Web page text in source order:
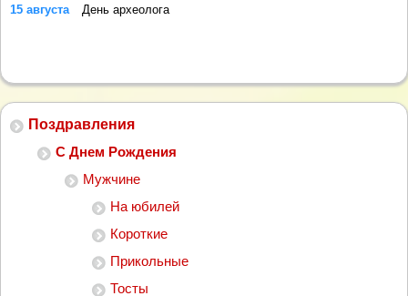
Поздравления
С Днем Рождения
Мужчине
На юбилей
Короткие
Прикольные
Тосты
15 августа
День археолога